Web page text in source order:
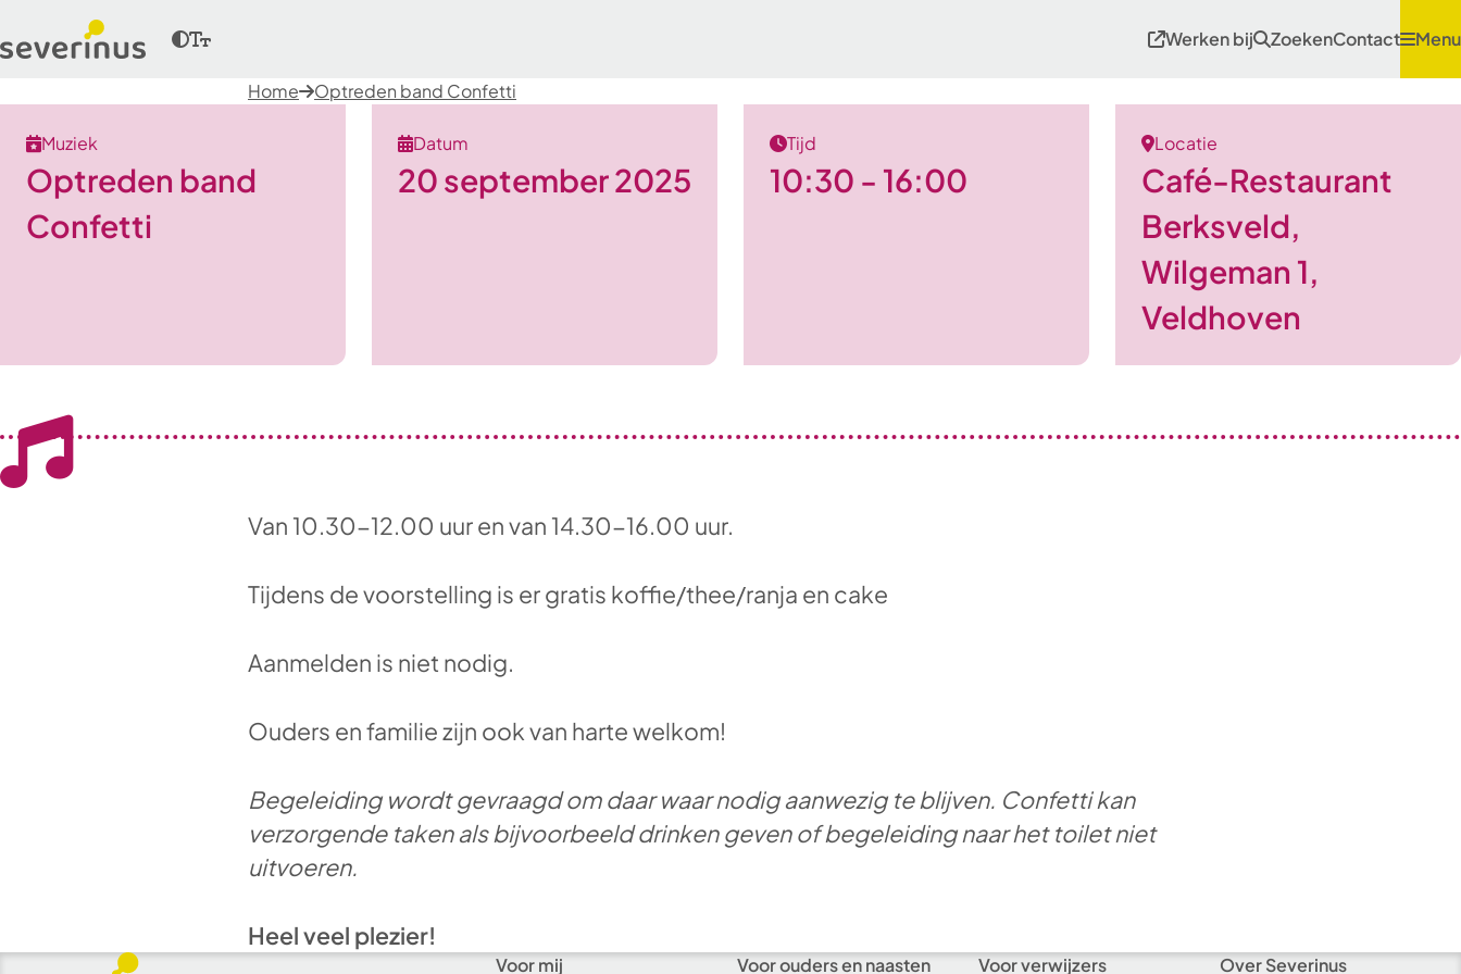
Werken bij ZoekenContact Menu
Home Optreden band Confetti
Muziek
Optreden band
Confetti
Datum
20 september 2025
Tijd
10:30 - 16:00
Locatie
Café-Restaurant
Berksveld,
Wilgeman 1,
Veldhoven
Van 10.30-12.00 uur en van 14.30-16.00 uur.
Tijdens de voorstelling is er gratis koffie/thee/ranja en cake
Aanmelden is niet nodig.
Ouders en familie zijn ook van harte welkom!
Begeleiding wordt gevraagd om daar waar nodig aanwezig te blijven. Confetti kan
verzorgende taken als bijvoorbeeld drinken geven of begeleiding naar het toilet niet
uitvoeren.
Heel veel plezier!
Voor mij Voor ouders en naasten Voor verwijzers Over Severinus